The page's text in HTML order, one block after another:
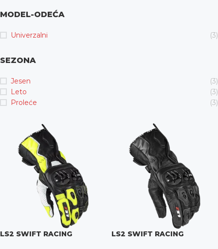
MODEL-ODEĆA
Univerzalni (3)
SEZONA
Jesen
(3)
Leto
(3)
Proleće
(3)
LS2 SWIFT RACING LS2 SWIFT RACING